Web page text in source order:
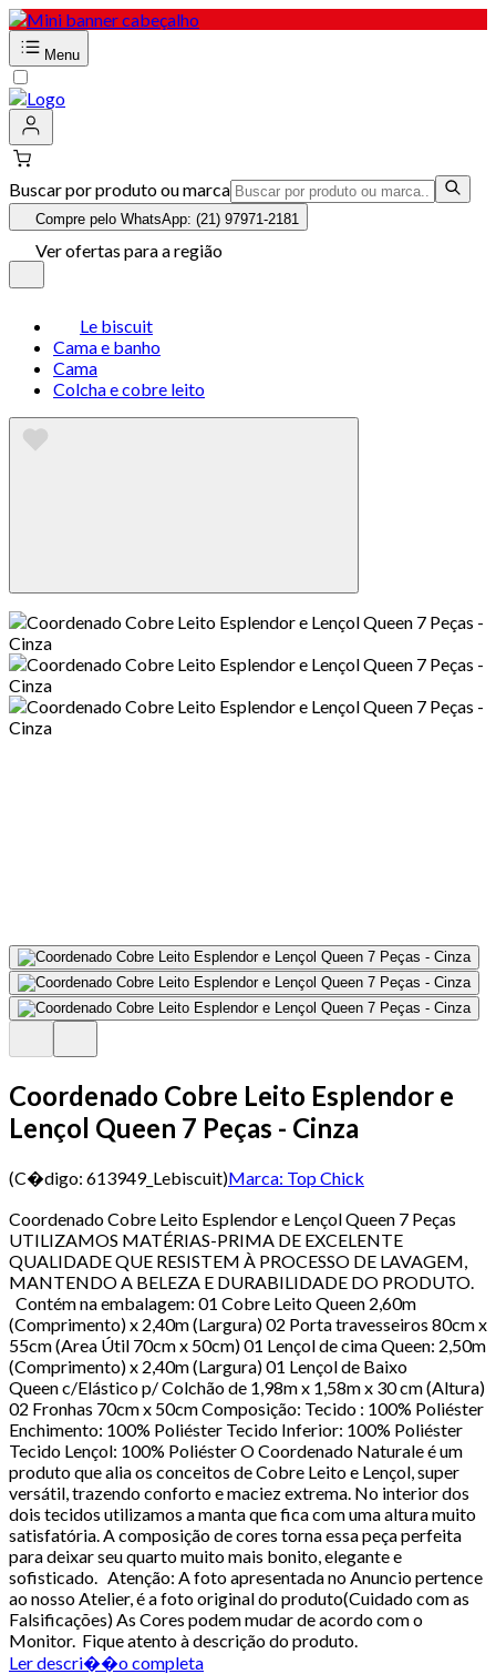
Menu
Buscar por produto ou marca
Compre pelo WhatsApp: (21) 97971-2181
Ver ofertas para a região
Le biscuit
Cama e banho
Cama
Colcha e cobre leito
Coordenado Cobre Leito Esplendor e
Lençol Queen 7 Peças - Cinza
(C�digo: 613949_Lebiscuit)Marca: Top Chick
Coordenado Cobre Leito Esplendor e Lençol Queen 7 Peças
UTILIZAMOS MATÉRIAS-PRIMA DE EXCELENTE
QUALIDADE QUE RESISTEM À PROCESSO DE LAVAGEM,
MANTENDO A BELEZA E DURABILIDADE DO PRODUTO.
Contém na embalagem: 01 Cobre Leito Queen 2,60m
(Comprimento) x 2,40m (Largura) 02 Porta travesseiros 80cm x
55cm (Area Útil 70cm x 50cm) 01 Lençol de cima Queen: 2,50m
(Comprimento) x 2,40m (Largura) 01 Lençol de Baixo
Queen c/Elástico p/ Colchão de 1,98m x 1,58m x 30 cm (Altura)
02 Fronhas 70cm x 50cm Composição: Tecido : 100% Poliéster
Enchimento: 100% Poliéster Tecido Inferior: 100% Poliéster
Tecido Lençol: 100% Poliéster O Coordenado Naturale é um
produto que alia os conceitos de Cobre Leito e Lençol, super
versátil, trazendo conforto e maciez extrema. No interior dos
dois tecidos utilizamos a manta que fica com uma altura muito
satisfatória. A composição de cores torna essa peça perfeita
para deixar seu quarto muito mais bonito, elegante e
sofisticado. Atenção: A foto apresentada no Anuncio pertence
ao nosso Atelier, é a foto original do produto(Cuidado com as
Falsificações) As Cores podem mudar de acordo com o
Monitor. Fique atento à descrição do produto.
Ler descri��o completa